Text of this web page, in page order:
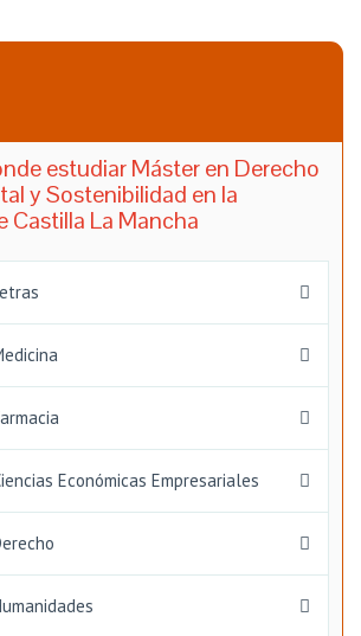
estudiar Máster en Derecho
y Sostenibilidad en la
Castilla La Mancha
Económicas Empresariales